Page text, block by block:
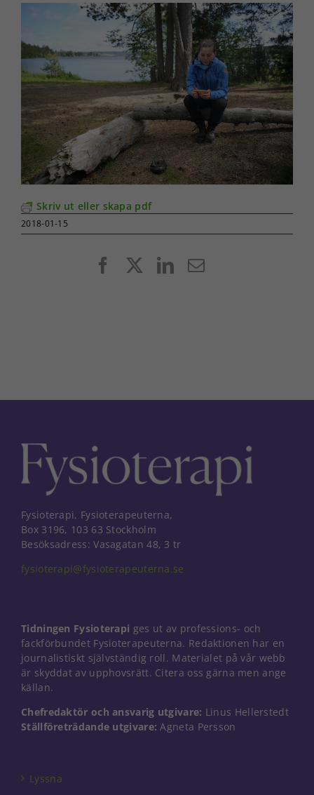
Skriv ut eller skapa pdf
2018-01-15
FacebookLinkedIn
E-
Fysioterapi, Fysioterapeuterna,
Box 3196, 103 63 Stockholm
Besöksadress: Vasagatan 48, 3 tr
fysioterapi@fysioterapeuterna.se
Tidningen Fysioterapi ges ut av professions- och
fackförbundet Fysioterapeuterna. Redaktionen har en
journalistiskt självständig roll. Materialet på vår webb
är skyddat av upphovsrätt. Citera oss gärna men ange
källan.
Chefredaktör och ansvarig utgivare: Linus Hellerstedt
Ställföreträdande utgivare: Agneta Persson
Lyssna
Nödvändiga